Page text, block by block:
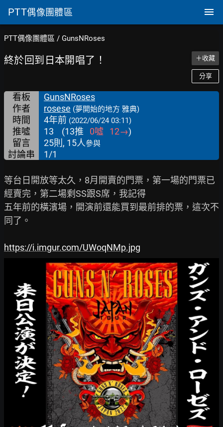
PTT偶像團體區
PTT偶像團體區 / GunsNRoses
終於回到日本開唱了！ ＋收藏
分享
看板
GunsNRoses
作者
rosese (夢開始的地方 雅典)
時間 4年前 (2022/06/24 03:11)
推噓 13 (13推 0噓 12→)
留言
25則, 15人參與
討論串 1/1
等台日開放等太久，8月開賣的門票，第一場的門票已
經賣完，第二場剩SS跟S席，我記得
五年前的橫濱場，開演前還能買到最前排的票，這次不
同了。
https://i.imgur.com/UWoqNMp.jpg